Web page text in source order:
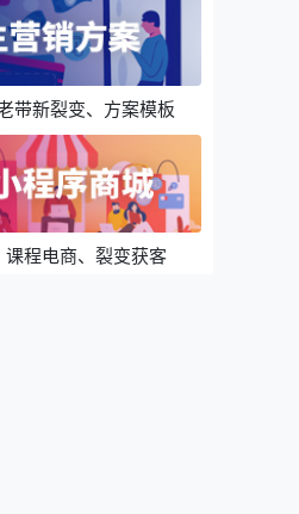
带新裂变、方案模板
课程电商、裂变获客